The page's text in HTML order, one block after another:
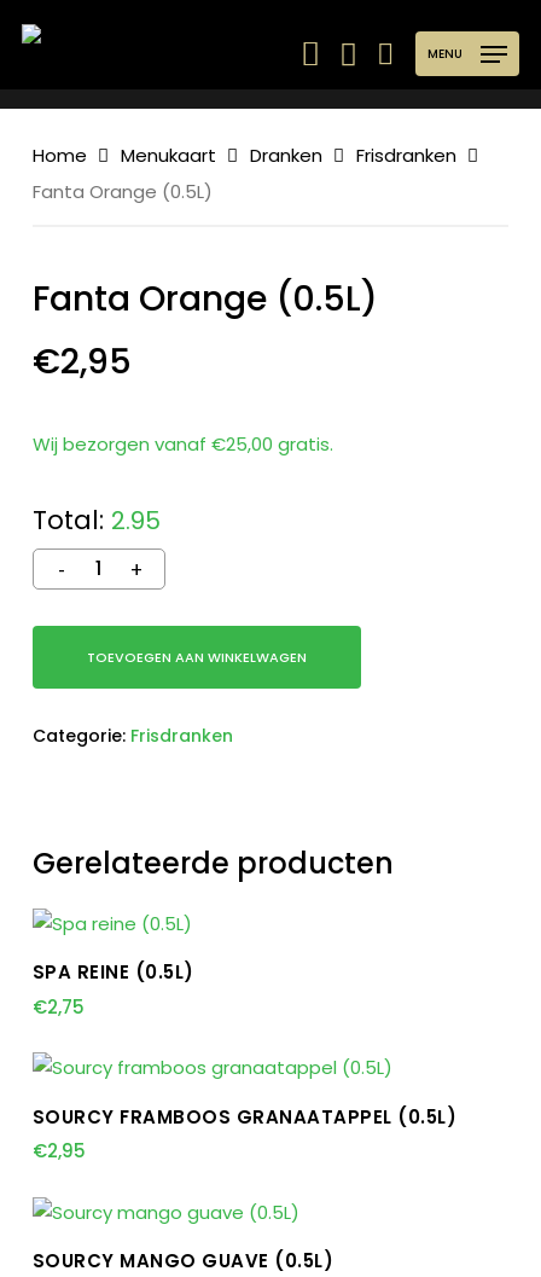
content
MENU
Home Menukaart Dranken
Frisdranken
Fanta Orange (0.5L)
Fanta Orange (0.5L)
€2,95
Wij bezorgen vanaf €25,00 gratis.
Total: 2.95
TOEVOEGEN AAN WINKELWAGEN
Categorie: Frisdranken
Gerelateerde producten
TOEVOEGEN AAN WINKELWAGEN
SPA REINE (0.5L)
€2,75
TOEVOEGEN AAN WINKELWAGEN
SOURCY FRAMBOOS GRANAATAPPEL (0.5L)
€2,95
TOEVOEGEN AAN WINKELWAGEN
SOURCY MANGO GUAVE (0.5L)